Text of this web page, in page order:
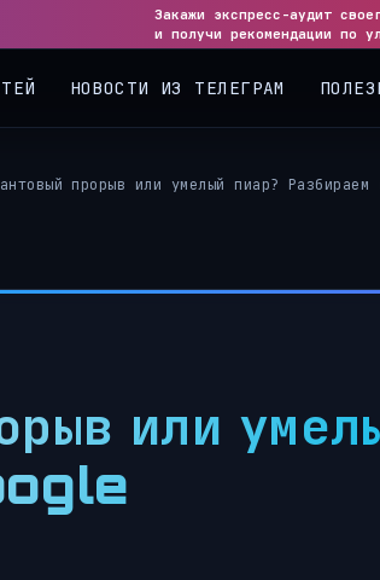
Закажи экспресс-аудит
и получи рекомендации по
прорыв или умелый пиар? Разбираем
или